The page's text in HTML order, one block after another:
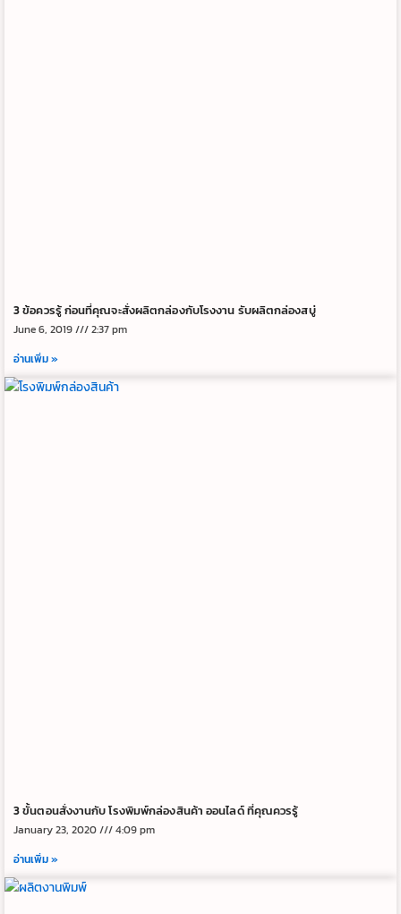
3 ข้อควรรู้ ก่อนที่คุณจะสั่งผลิตกล่องกับโรงงาน รับผลิตกล่องสบู่
June 6, 2019
2:37 pm
อ่านเพิ่ม »
3 ขั้นตอนสั่งงานกับ โรงพิมพ์กล่องสินค้า ออนไลด์ ที่คุณควรรู้
January 23, 2020
4:09 pm
อ่านเพิ่ม »